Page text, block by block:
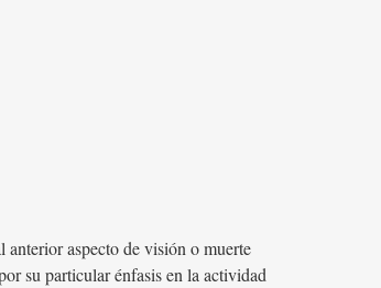
anterior aspecto de visión o muerte
su particular énfasis en la actividad